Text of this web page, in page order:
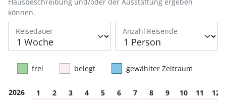
Reisedauer Anzahl Reisende
können.
frei belegt gewählter Zeitraum
2026 1 2 3 4 5 6 7 8 9 10 11
12